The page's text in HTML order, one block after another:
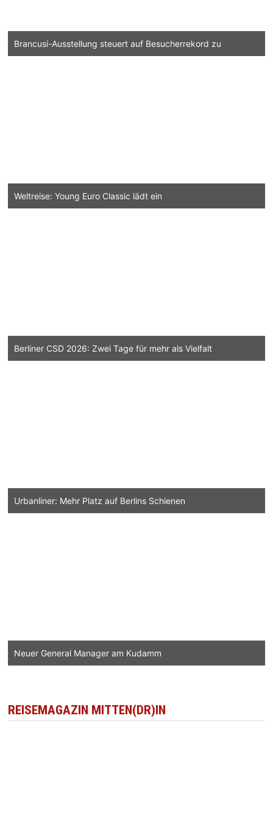
Brancusi-Ausstellung steuert auf Besucherrekord zu
Weltreise: Young Euro Classic lädt ein
Berliner CSD 2026: Zwei Tage für mehr als Vielfalt
Urbanliner: Mehr Platz auf Berlins Schienen
Neuer General Manager am Kudamm
REISEMAGAZIN MITTEN(DR)IN